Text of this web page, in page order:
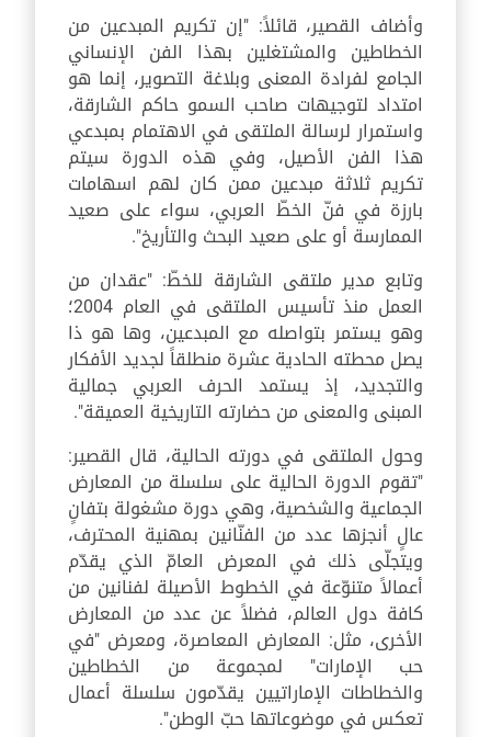
وأضاف القصير، قائلاً: "إن تكريم المبدعين من
الخطاطين والمشتغلين بهذا الفن الإنساني
الجامع لفرادة المعنى وبلاغة التصوير، إنما هو
امتداد لتوجيهات صاحب السمو حاكم الشارقة،
واستمرار لرسالة الملتقى في الاهتمام بمبدعي
هذا الفن الأصيل، وفي هذه الدورة سيتم
تكريم ثلاثة مبدعين ممن كان لهم اسهامات
بارزة في فنّ الخطّ العربي، سواء على صعيد
الممارسة أو على صعيد البحث والتأريخ".
وتابع مدير ملتقى الشارقة للخطّ: "عقدان من
العمل منذ تأسيس الملتقى في العام 2004؛
وهو يستمر بتواصله مع المبدعين، وها هو ذا
يصل محطته الحادية عشرة منطلقاً لجديد الأفكار
والتجديد، إذ يستمد الحرف العربي جمالية
المبنى والمعنى من حضارته التاريخية العميقة".
وحول الملتقى في دورته الحالية، قال القصير:
"تقوم الدورة الحالية على سلسلة من المعارض
الجماعية والشخصية، وهي دورة مشغولة بتفانٍ
عالٍ أنجزها عدد من الفنّانين بمهنية المحترف،
ويتجلّى ذلك في المعرض العامّ الذي يقدّم
أعمالاً متنوّعة في الخطوط الأصيلة لفنانين من
كافة دول العالم، فضلاً عن عدد من المعارض
الأخرى، مثل: المعارض المعاصرة، ومعرض "في
حب الإمارات" لمجموعة من الخطاطين
والخطاطات الإماراتيين يقدّمون سلسلة أعمال
تعكس في موضوعاتها حبّ الوطن".